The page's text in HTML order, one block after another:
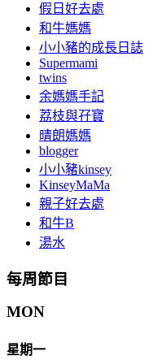
假日好去處
和牛媽媽
小小豬的成長日誌
Supermami
twins
余媽媽手記
荔枝與孖寶
晴朗媽媽
blogger
小小豬kinsey
KinseyMaMa
親子好去處
和牛B
湯水
每周節目
MON
星期一